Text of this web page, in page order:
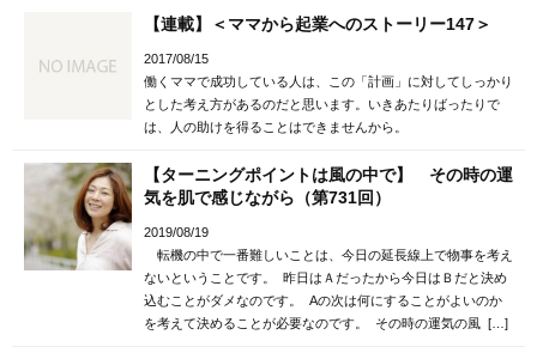
【連載】＜ママから起業へのストーリー147＞
2017/08/15
働くママで成功している人は、この「計画」に対してしっかり
とした考え方があるのだと思います。いきあたりばったりで
は、人の助けを得ることはできませんから。
【ターニングポイントは風の中で】 その時の運
気を肌で感じながら（第731回）
2019/08/19
転機の中で一番難しいことは、今日の延長線上で物事を考え
ないということです。 昨日はＡだったから今日はＢだと決め
込むことがダメなのです。 Aの次は何にすることがよいのか
を考えて決めることが必要なのです。 その時の運気の風 […]